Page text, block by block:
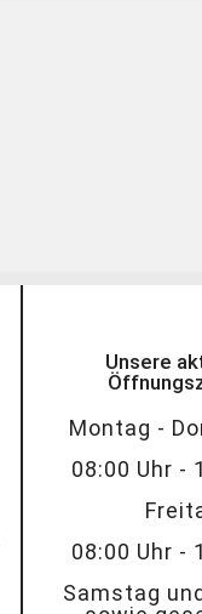
Unsere
Montag -
08:00 Uhr -
08:00 Uhr -
Samstag